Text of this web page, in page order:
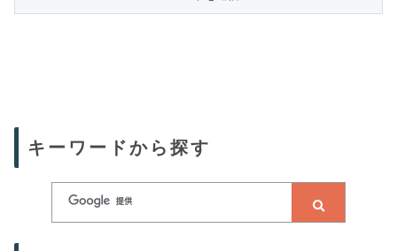
キーワードから探す